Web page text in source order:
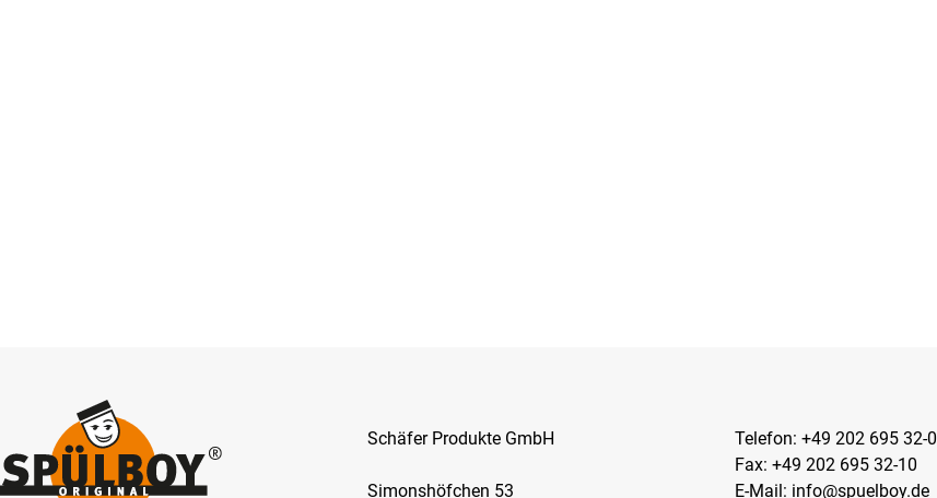
Schäfer Produkte GmbH
Simonshöfchen 53
Telefon: +49 202 695 32-0
Fax: +49 202 695 32-10
E-Mail: info@spuelboy.de